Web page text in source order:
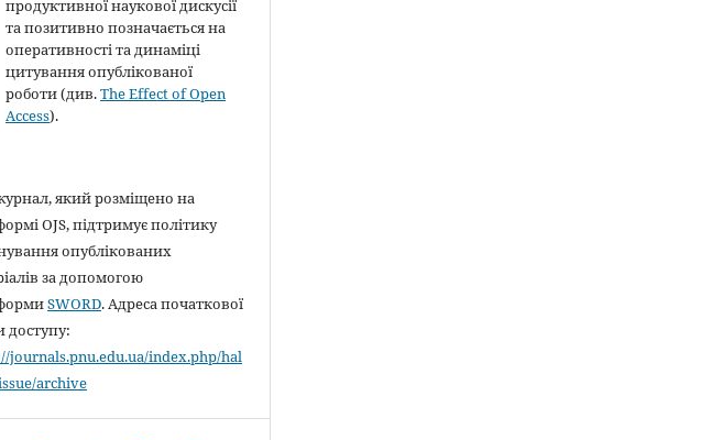
продуктивної наукової дискусії
та позитивно позначається на
оперативності та динаміці
цитування опублікованої
роботи (див.The Effect of Open
Access).
який розміщено на
OJS, підтримує політику
опублікованих
за допомогою
SWORD. Адреса початкової
доступу:
journals.pnu.edu.ua/index.php/hal
issue/archive